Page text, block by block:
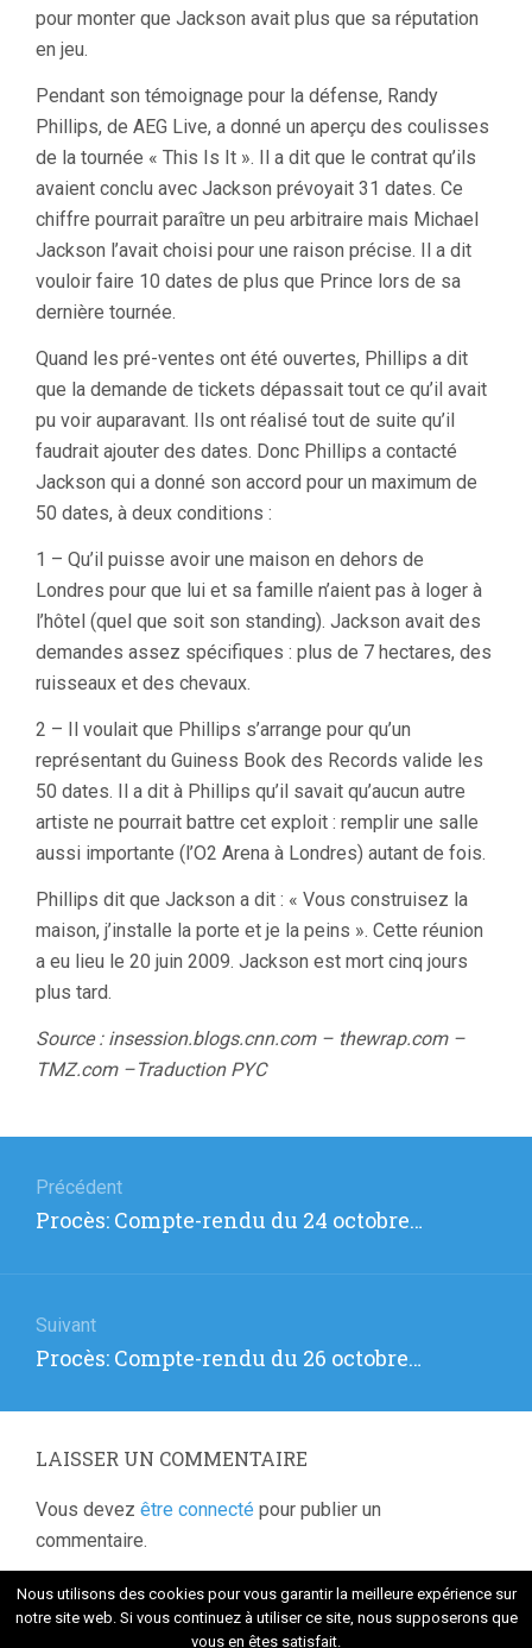
pour monter que Jackson avait plus que sa réputation
en jeu.
Pendant son témoignage pour la défense, Randy
Phillips, de AEG Live, a donné un aperçu des coulisses
de la tournée « This Is It ». Il a dit que le contrat qu’ils
avaient conclu avec Jackson prévoyait 31 dates. Ce
chiffre pourrait paraître un peu arbitraire mais Michael
Jackson l’avait choisi pour une raison précise. Il a dit
vouloir faire 10 dates de plus que Prince lors de sa
dernière tournée.
Quand les pré-ventes ont été ouvertes, Phillips a dit
que la demande de tickets dépassait tout ce qu’il avait
pu voir auparavant. Ils ont réalisé tout de suite qu’il
faudrait ajouter des dates. Donc Phillips a contacté
Jackson qui a donné son accord pour un maximum de
50 dates, à deux conditions :
1 – Qu’il puisse avoir une maison en dehors de
Londres pour que lui et sa famille n’aient pas à loger à
l’hôtel (quel que soit son standing). Jackson avait des
demandes assez spécifiques : plus de 7 hectares, des
ruisseaux et des chevaux.
2 – Il voulait que Phillips s’arrange pour qu’un
représentant du Guiness Book des Records valide les
50 dates. Il a dit à Phillips qu’il savait qu’aucun autre
artiste ne pourrait battre cet exploit : remplir une salle
aussi importante (l’O2 Arena à Londres) autant de fois.
Phillips dit que Jackson a dit : « Vous construisez la
maison, j’installe la porte et je la peins ». Cette réunion
a eu lieu le 20 juin 2009. Jackson est mort cinq jours
plus tard.
Source : insession.blogs.cnn.com – thewrap.com –
TMZ.com –Traduction PYC
de
l’article
Précédent
Article
Procès: Compte-rendu du 24 octobre…
Suivant
Article
:
Procès: Compte-rendu du 26 octobre…
LAISSER UN COMMENTAIRE
Vous devez être connecté pour publier un
commentaire.
Nous utilisons des cookies pour vous garantir la meilleure expérience sur
notre site web. Si vous continuez à utiliser ce site, nous supposerons que
vous en êtes satisfait.